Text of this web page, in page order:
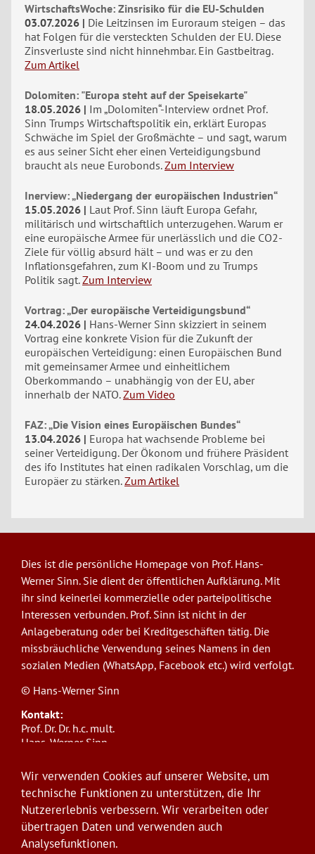
WirtschaftsWoche: Zinsrisiko für die EU-Schulden
03.07.2026
Die Leitzinsen im Euroraum steigen – das
hat Folgen für die versteckten Schulden der EU. Diese
Zinsverluste sind nicht hinnehmbar. Ein Gastbeitrag.
Zum Artikel
Dolomiten: "Europa steht auf der Speisekarte"
18.05.2026
Im „Dolomiten“-Interview ordnet Prof.
Sinn Trumps Wirtschaftspolitik ein, erklärt Europas
Schwäche im Spiel der Großmächte – und sagt, warum
es aus seiner Sicht eher einen Verteidigungsbund
braucht als neue Eurobonds. Zum Interview
Inerview: „Niedergang der europäischen Industrien“
15.05.2026
Laut Prof. Sinn läuft Europa Gefahr,
militärisch und wirtschaftlich unterzugehen. Warum er
eine europäische Armee für unerlässlich und die CO2-
Ziele für völlig absurd hält – und was er zu den
Inflationsgefahren, zum KI-Boom und zu Trumps
Politik sagt. Zum Interview
Vortrag: „Der europäische Verteidigungsbund“
24.04.2026
Hans-Werner Sinn skizziert in seinem
Vortrag eine konkrete Vision für die Zukunft der
europäischen Verteidigung: einen Europäischen Bund
mit gemeinsamer Armee und einheitlichem
Oberkommando – unabhängig von der EU, aber
innerhalb der NATO. Zum Video
FAZ: „Die Vision eines Europäischen Bundes“
13.04.2026
Europa hat wachsende Probleme bei
seiner Verteidigung. Der Ökonom und frühere Präsident
des ifo Institutes hat einen radikalen Vorschlag, um die
Europäer zu stärken. Zum Artikel
Dies ist die persönliche Homepage von Prof. Hans-
Werner Sinn. Sie dient der öffentlichen Aufklärung. Mit
ihr sind keinerlei kommerzielle oder parteipolitische
Interessen verbunden. Prof. Sinn ist nicht in der
Anlageberatung oder bei Kreditgeschäften tätig. Die
missbräuchliche Verwendung seines Namens in den
sozialen Medien (WhatsApp, Facebook etc.) wird verfolgt.
© Hans-Werner Sinn
Kontakt:
Prof. Dr. Dr. h.c. mult.
Hans-Werner Sinn,
ifo Institut
Poschingerstr. 5, 81679 München
Telefon: +49(0)89/9224-1276
E-Mail:sinn@ifo.de
Anmelden
Wir verwenden Cookies auf unserer Website, um
technische Funktionen zu unterstützen, die Ihr
Nutzererlebnis verbessern. Wir verarbeiten oder
übertragen Daten und verwenden auch
Analysefunktionen.